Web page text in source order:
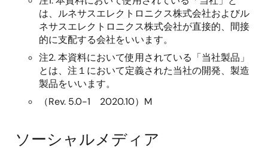
は、ルネサスエレクトロニクス株式会社およびル
ネサスエレクトロニクス株式会社が直接的、間接
的に支配する会社をいいます。
注2. 本資料において使用されている「当社製品」
とは、注１において定義された当社の開発、製造
製品をいいます。
（Rev. 5.0-1 2020.10）M
ソーシャルメディア